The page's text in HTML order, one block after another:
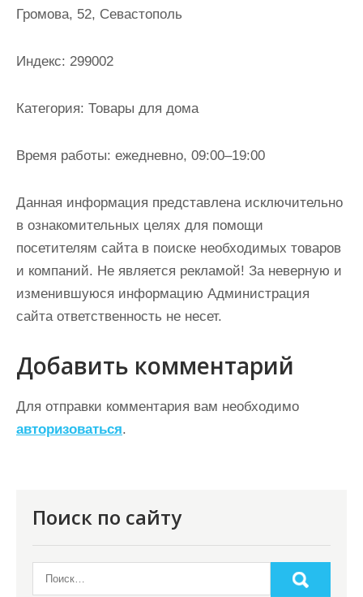
Громова, 52, Севастополь
Индекс: 299002
Категория: Товары для дома
Время работы: ежедневно, 09:00–19:00
Данная информация представлена исключительно
в ознакомительных целях для помощи
посетителям сайта в поиске необходимых товаров
и компаний. Не является рекламой! За неверную и
изменившуюся информацию Администрация
сайта ответственность не несет.
Добавить комментарий
Для отправки комментария вам необходимо
авторизоваться.
Поиск по сайту